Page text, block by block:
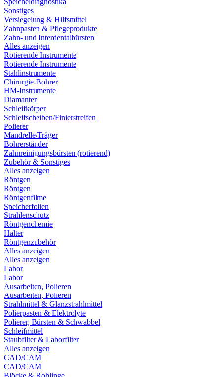
Speicheldiagnostika
Sonstiges
Versiegelung & Hilfsmittel
Zahnpasten & Pflegeprodukte
Zahn- und Interdentalbürsten
Alles anzeigen
Rotierende Instrumente
Rotierende Instrumente
Stahlinstrumente
Chirurgie-Bohrer
HM-Instrumente
Diamanten
Schleifkörper
Schleifscheiben/Finierstreifen
Polierer
Mandrelle/Träger
Bohrerständer
Zahnreinigungsbürsten (rotierend)
Zubehör & Sonstiges
Alles anzeigen
Röntgen
Röntgen
Röntgenfilme
Speicherfolien
Strahlenschutz
Röntgenchemie
Halter
Röntgenzubehör
Alles anzeigen
Alles anzeigen
Labor
Labor
Ausarbeiten, Polieren
Ausarbeiten, Polieren
Strahlmittel & Glanzstrahlmittel
Polierpasten & Elektrolyte
Polierer, Bürsten & Schwabbel
Schleifmittel
Staubfilter & Laborfilter
Alles anzeigen
CAD/CAM
CAD/CAM
Blöcke & Rohlinge